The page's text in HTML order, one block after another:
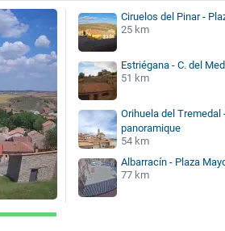
Ciruelos del Pinar -
25 km
Estriégana - C. del
51 km
Orihuela del Tremedal
panoramique
54 km
Albarracín - Plaza
77 km